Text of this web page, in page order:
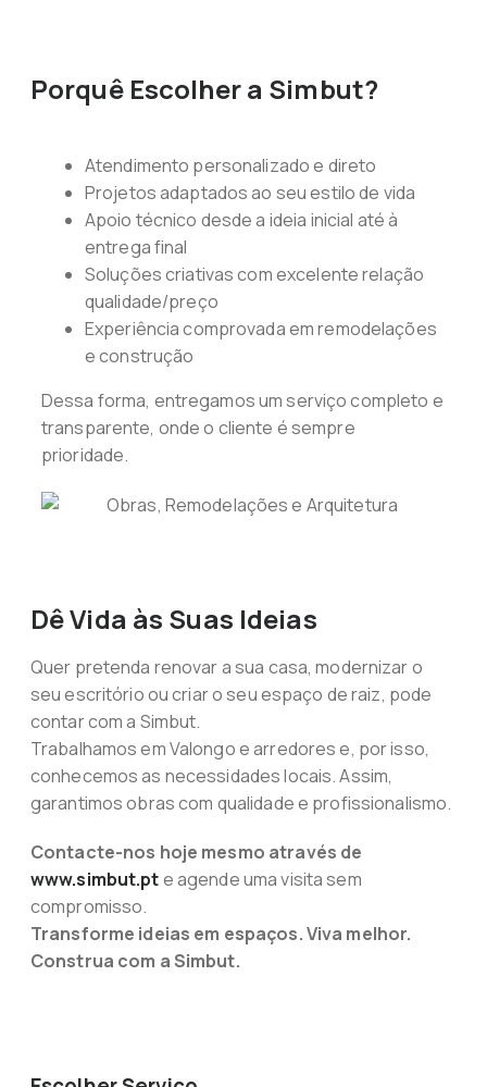
Porquê Escolher a Simbut?
Atendimento personalizado e direto
Projetos adaptados ao seu estilo de vida
Apoio técnico desde a ideia inicial até à
entrega final
Soluções criativas com excelente relação
qualidade/preço
Experiência comprovada em remodelações
e construção
Dessa forma, entregamos um serviço completo e
transparente, onde o cliente é sempre
prioridade.
Dê Vida às Suas Ideias
Quer pretenda renovar a sua casa, modernizar o
seu escritório ou criar o seu espaço de raiz, pode
contar com a Simbut.
Trabalhamos em Valongo e arredores e, por isso,
conhecemos as necessidades locais. Assim,
garantimos obras com qualidade e profissionalismo.
Contacte-nos hoje mesmo através de
www.simbut.pte agende uma visita sem
compromisso.
Transforme ideias em espaços. Viva melhor.
Construa com a Simbut.